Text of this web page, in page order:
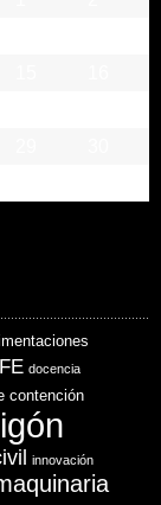
docencia
contención
innovación